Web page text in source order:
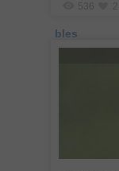
536 2
bles